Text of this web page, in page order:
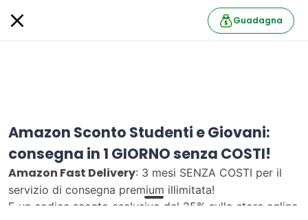
Guadagna
Amazon Sconto Studenti e Giovani:
consegna in 1 GIORNO senza COSTI!
Amazon Fast Delivery: 3 mesi SENZA COSTI per il
servizio di consegna premium illimitata!
E un codice sconto esclusivo del 25% sullo store online